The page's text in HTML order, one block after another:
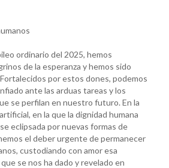
ordinario del 2025, hemos
de la esperanza y hemos sido
por estos dones, podemos
ante las arduas tareas y los
se perfilan en nuestro futuro. En la
en la que la dignidad humana
eclipsada por nuevas formas de
el deber urgente de permanecer
custodiando con amor esa
se nos ha dado y revelado en